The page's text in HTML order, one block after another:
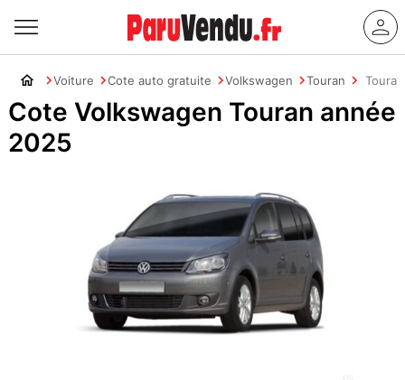
Voiture Cote auto gratuite Volkswagen Touran
Cote Volkswagen Touran année
2025